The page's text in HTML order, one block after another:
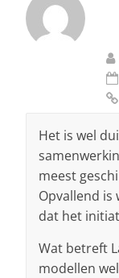
Het is wel
meest
Opvallend
dat het
Wat betreft
modellen